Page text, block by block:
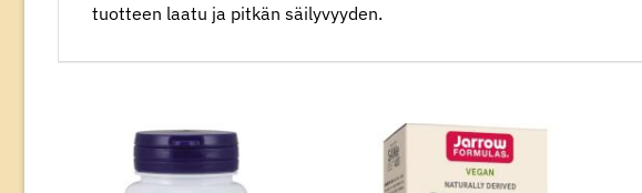
tuotteen laatu ja pitkän säilyvyyden.